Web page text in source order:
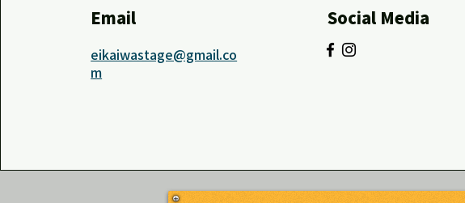
Email
eikaiwastage@gmail.co
m
Social Media